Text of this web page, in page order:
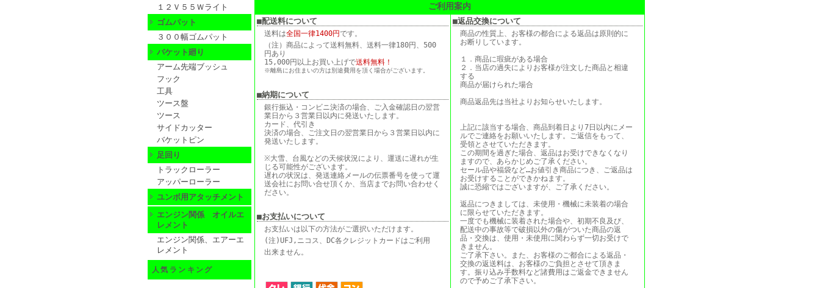
１２Ｖ５５Ｗライト
ゴムパット
３００幅ゴムパット
バケット廻り
アーム先端ブッシュ
フック
工具
ツース盤
ツース
サイドカッター
バケットピン
足回り
トラックローラー
アッパーローラー
ユンボ用アタッチメント
エンジン関係 オイルエ
レメント
エンジン関係、エアーエ
レメント
人気ランキング
ご利用案内
■配送料について
送料は全国一律1400円です。
（注）商品によって送料無料、送料一律180円、500
円あり
15,000円以上お買い上げで送料無料！
※離島にお住まいの方は別途費用を頂く場合がございます。
■納期について
銀行振込・コンビニ決済の場合、ご入金確認日の翌営
業日から３営業日以内に発送いたします。
カード、代引き
決済の場合、ご注文日の翌営業日から３営業日以内に
発送いたします。
※大雪、台風などの天候状況により、運送に遅れが生
じる可能性がございます。
遅れの状況は、発送連絡メールの伝票番号を使って運
送会社にお問い合せ頂くか、当店までお問い合わせく
ださい。
■お支払いについて
お支払いは以下の方法がご選択いただけます。
(注)UFJ,ニコス、DC各クレジットカードはご利用
出来ません。
■返品交換について
商品の性質上、お客様の都合による返品は原則的に
お断りしています。
１．商品に瑕疵がある場合
２．当店の過失によりお客様が注文した商品と相違
する
商品が届けられた場合
商品返品先は当社よりお知らせいたします。
上記に該当する場合、商品到着日より7日以内にメー
ルでご連絡をお願いいたします。ご返信をもって、
受領とさせていただきます。
この期間を過ぎた場合、返品はお受けできなくなり
ますので、あらかじめご了承ください。
セール品や福袋など…お値引き商品につき、ご返品は
お受けすることができかねます。
誠に恐縮ではございますが、ご了承ください。
返品につきましては、未使用・機械に未装着の場合
に限らせていただきます。
一度でも機械に装着された場合や、初期不良及び、
配送中の事故等で破損以外の傷がついた商品の返
品・交換は、使用・未使用に関わらず一切お受けで
きません。
ご了承下さい。また、お客様のご都合による返品・
交換の返送料は、お客様のご負担とさせて頂きま
す。振り込み手数料など諸費用はご返金できません
ので予めご了承下さい。